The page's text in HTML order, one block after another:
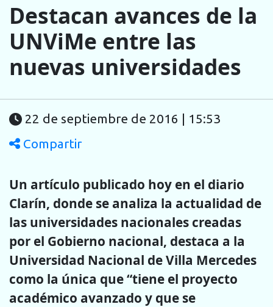
Destacan avances de la
UNViMe entre las
nuevas universidades
22 de septiembre de 2016 | 15:53
Compartir
Un artículo publicado hoy en el diario
Clarín, donde se analiza la actualidad de
las universidades nacionales creadas
por el Gobierno nacional, destaca a la
Universidad Nacional de Villa Mercedes
como la única que “tiene el proyecto
académico avanzado y que se